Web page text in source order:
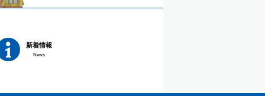
新着情報
News